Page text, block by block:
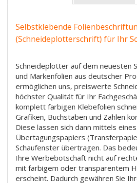
Selbstklebende
(Schneideplotterschrift) für Ihr
Schneideplotter auf dem neuesten
und Markenfolien aus deutscher
ermöglichen uns, preiswerte
höchster Qualität für Ihr
komplett farbigen Klebefolien
Grafiken, Buchstaben und Zahlen
Diese lassen sich dann mittels eines
Übertagungspapiers
Schaufenster übertragen. Das
Ihre Werbebotschaft nicht auf
mit farbigem oder transparentem
erscheint. Dadurch gewähren Sie